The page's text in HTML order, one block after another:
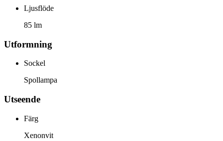
Ljusflöde
85 lm
Utformning
Sockel
Spollampa
Utseende
Färg
Xenonvit